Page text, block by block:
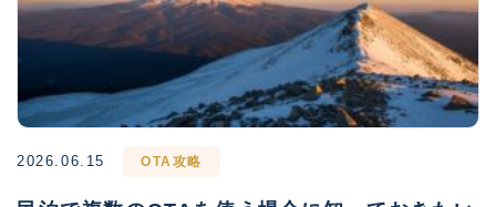
2026.06.15 OTA攻略